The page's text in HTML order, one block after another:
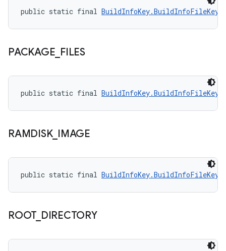
public static final BuildInfoKey.BuildInfoFileKey
PACKAGE FILES
public static final BuildInfoKey.BuildInfoFileKey
RAMDISK_ IMAGE
public static final BuildInfoKey.BuildInfoFileKey
ROOT_ DIRECTORY